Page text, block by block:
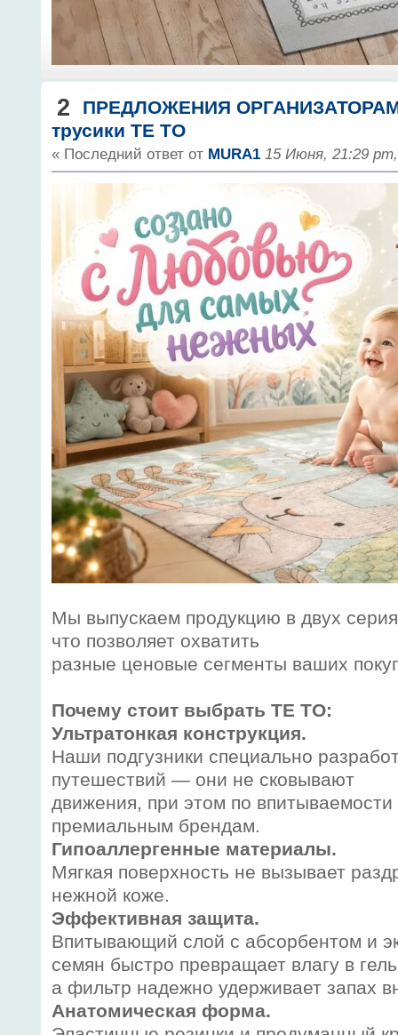
2
ПРЕДЛОЖЕНИЯ
трусики TE TO
« Последний ответ от MURA1 15 Июня, 21:29
Мы выпускаем продукцию в двух
что позволяет охватить
разные ценовые сегменты ваших
Почему стоит выбрать TE TO:
Ультратонкая конструкция.
Наши подгузники специально
путешествий — они не сковывают
движения, при этом по
премиальным брендам.
Гипоаллергенные материалы.
Мягкая поверхность не вызывает
нежной коже.
Эффективная защита.
Впитывающий слой с абсорбентом и
семян быстро превращает влагу в
а фильтр надежно удерживает запах
Анатомическая форма.